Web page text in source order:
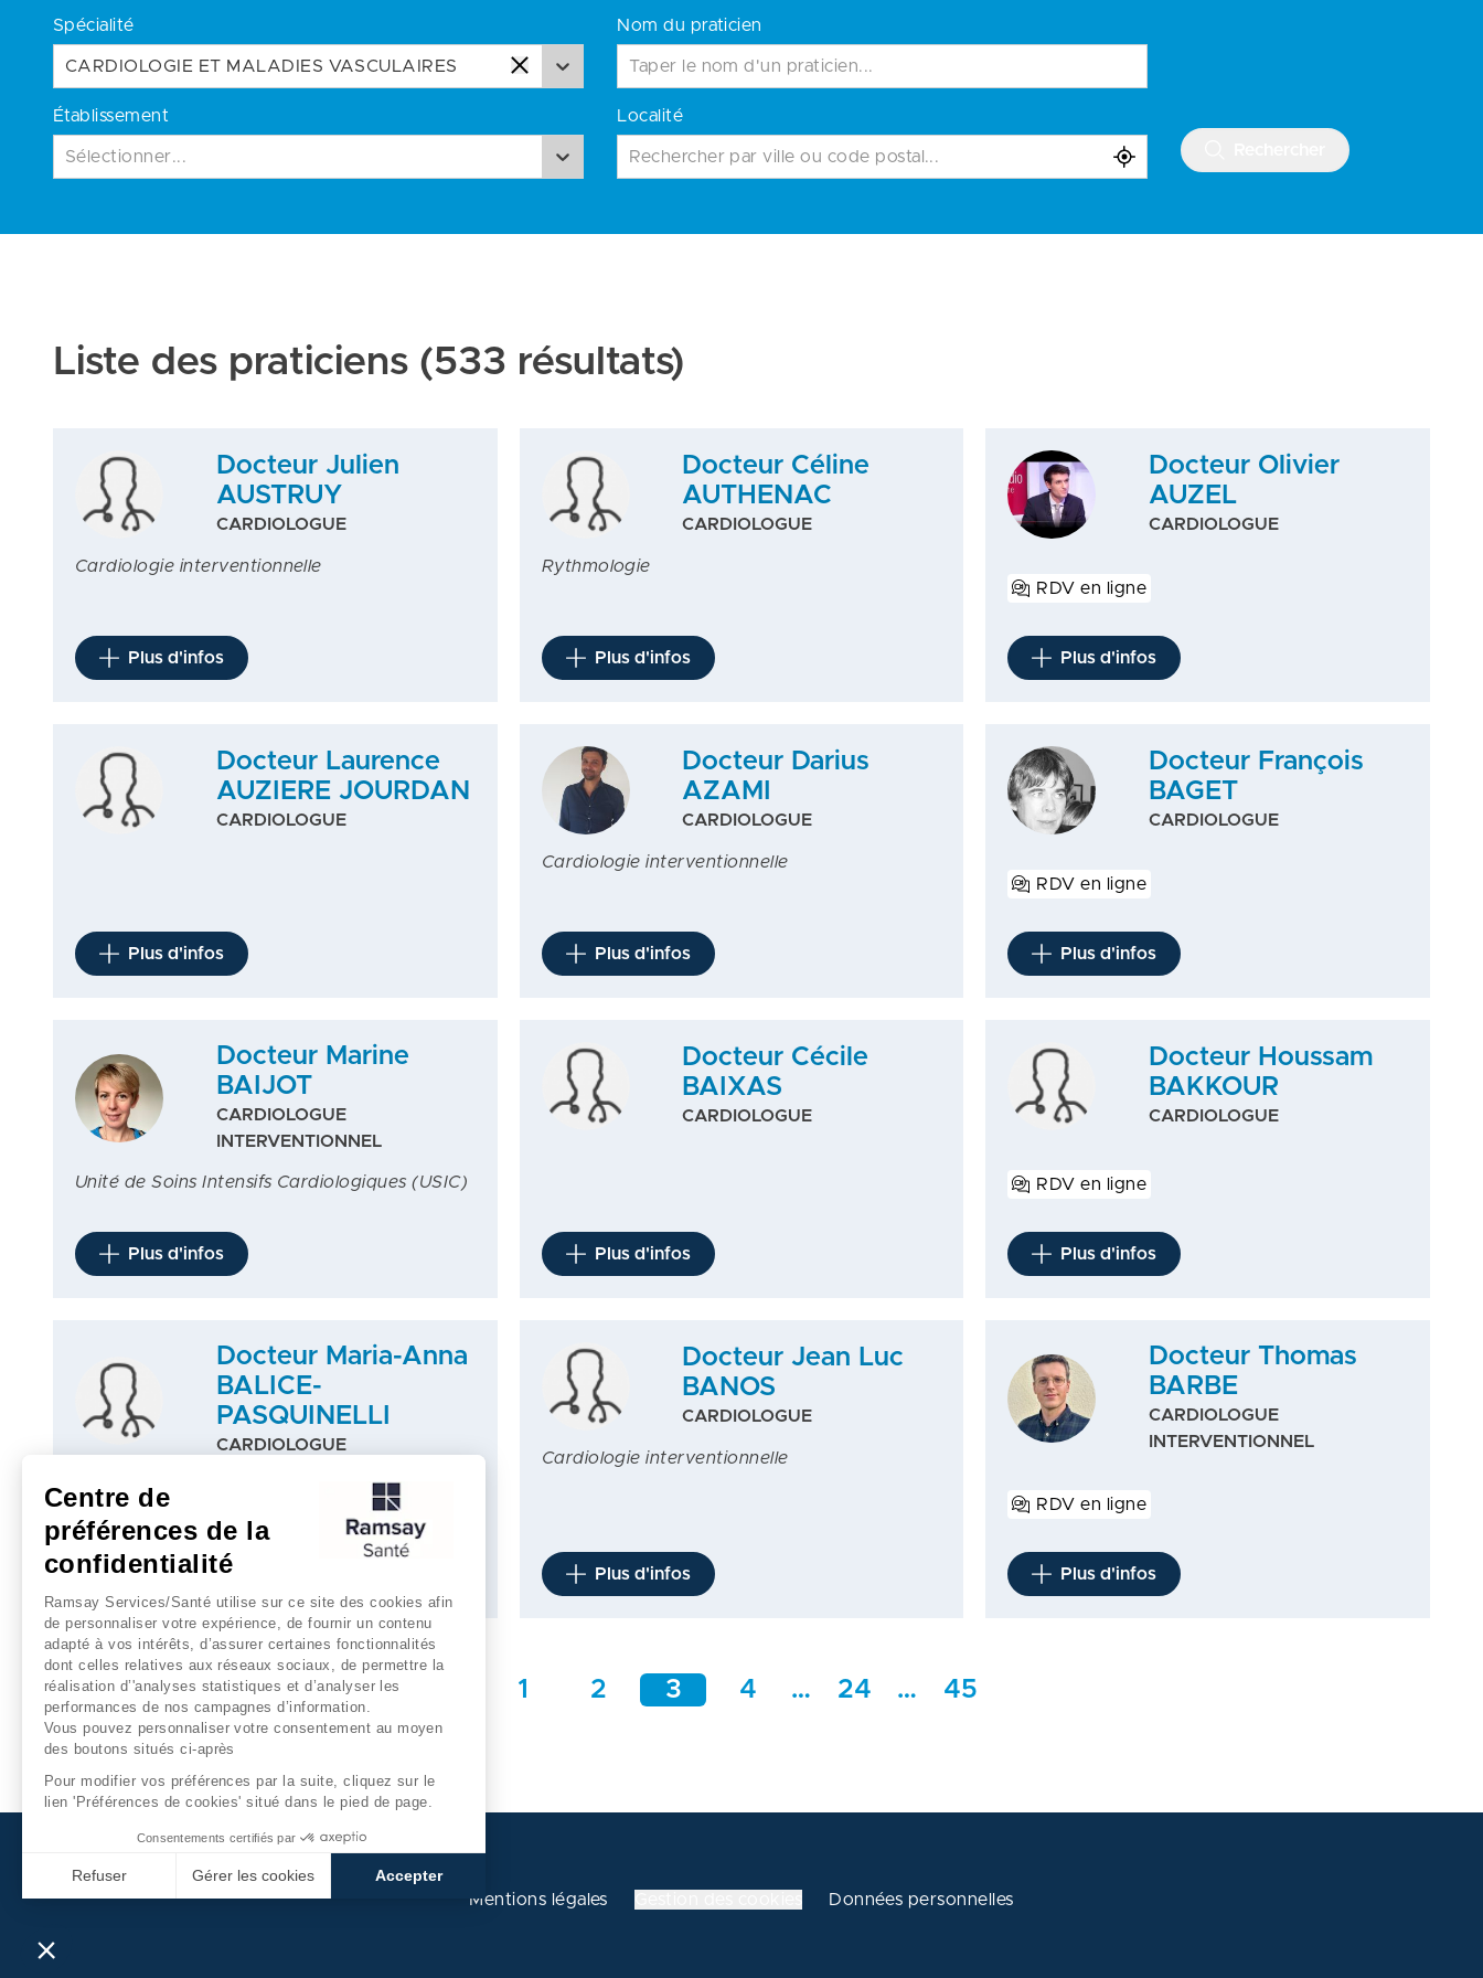
Spécialité
CARDIOLOGIE ET MALADIES VASCULAIRES
Nom du praticien
Établissement
Sélectionner...
Localité
Rechercher par ville ou code postal...
Liste des praticiens (533 résultats)
Docteur Julien
AUSTRUY
CARDIOLOGUE
Cardiologie interventionnelle
Plus d'infos
Docteur Céline
AUTHENAC
CARDIOLOGUE
Rythmologie
Plus d'infos
Docteur Olivier
AUZEL
CARDIOLOGUE
RDV en ligne
Plus d'infos
Docteur Laurence
AUZIERE JOURDAN
CARDIOLOGUE
Plus d'infos
Docteur Darius
AZAMI
CARDIOLOGUE
Cardiologie interventionnelle
Plus d'infos
Docteur François
BAGET
CARDIOLOGUE
RDV en ligne
Plus d'infos
Docteur Marine
BAIJOT
CARDIOLOGUE
INTERVENTIONNEL
Unité de Soins Intensifs Cardiologiques (USIC)
Plus d'infos
Docteur Cécile
BAIXAS
CARDIOLOGUE
Plus d'infos
Docteur Houssam
BAKKOUR
CARDIOLOGUE
RDV en ligne
Plus d'infos
Docteur Maria-Anna
BALICE-
PASQUINELLI
CARDIOLOGUE
Plus d'infos
Docteur Jean Luc
BANOS
CARDIOLOGUE
Cardiologie interventionnelle
Plus d'infos
Docteur Thomas
BARBE
CARDIOLOGUE
INTERVENTIONNEL
RDV en ligne
Plus d'infos
1 2 3 4 … 24 … 45
Mentions légales Données personnelles
Centre de
préférences de la
confidentialité
Ramsay Services/Santé utilise sur ce site des cookies afin
de personnaliser votre expérience, de fournir un contenu
adapté à vos intérêts, d’assurer certaines fonctionnalités
dont celles relatives aux réseaux sociaux, de permettre la
réalisation d’'analyses statistiques et d’analyser les
performances de nos campagnes d’information.
Vous pouvez personnaliser votre consentement au moyen
des boutons situés ci-après
Pour modifier vos préférences par la suite, cliquez sur le
lien 'Préférences de cookies' situé dans le pied de page.
Consentements certifiés par
Refuser Gérer les cookies Accepter
Plateforme de Gestion du Consentement : Personnalisez vos Options
Notre plateforme vous permet d'adapter et de gérer vos paramètres de confidentialité, en garantissant la conformité avec les réglementations. Personnalisez vos préférences